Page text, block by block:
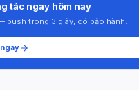
tác ngay hôm nay
push trong 3 giây, có bảo hành.